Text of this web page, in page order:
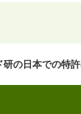
研の日本での特